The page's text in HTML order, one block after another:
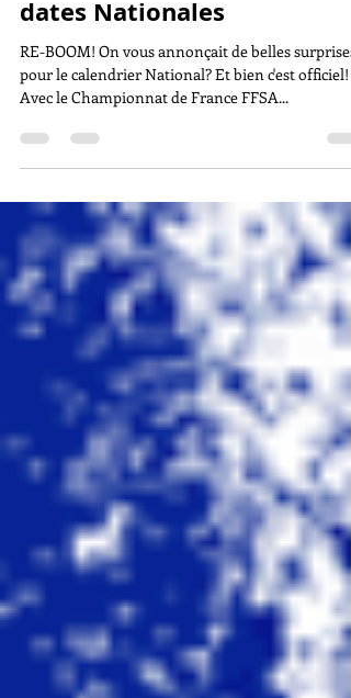
Calendrier 2022 - quelques
dates Nationales
RE-BOOM! On vous annonçait de belles surprises
pour le calendrier National? Et bien c'est officiel! -
Avec le Championnat de France FFSA...